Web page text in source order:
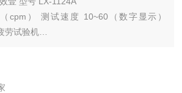
cpm） 测试速度 10~60（数字显示）
劳试验机